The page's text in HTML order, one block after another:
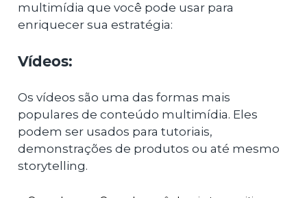
multimídia que você pode usar para
enriquecer sua estratégia:
Vídeos:
Os vídeos são uma das formas mais
populares de conteúdo multimídia. Eles
podem ser usados para tutoriais,
demonstrações de produtos ou até mesmo
storytelling.